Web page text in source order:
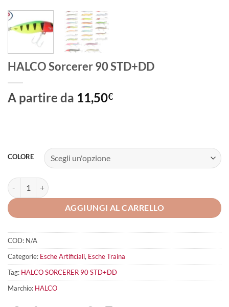
HALCO Sorcerer 90 STD+DD
A partire da 11,50€
COLORE
HALCO Sorcerer 90 STD+DD quantità
AGGIUNGI AL CARRELLO
COD: N/A
Categorie: Esche Artificiali, Esche Traina
Tag: HALCO SORCERER 90 STD+DD
Marchio: HALCO